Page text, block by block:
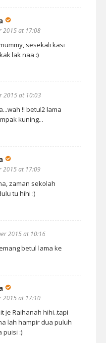
2015 at 17:08
sesekali kasi
lak naa :)
2015 at 10:03
!! betul2 lama
kuning...
2015 at 17:09
zaman sekolah
tu hihi :)
2015 at 10:16
betul lama ke
2015 at 17:10
je Raihanah hihi..tapi
lah hampir dua puluh
puisi :)